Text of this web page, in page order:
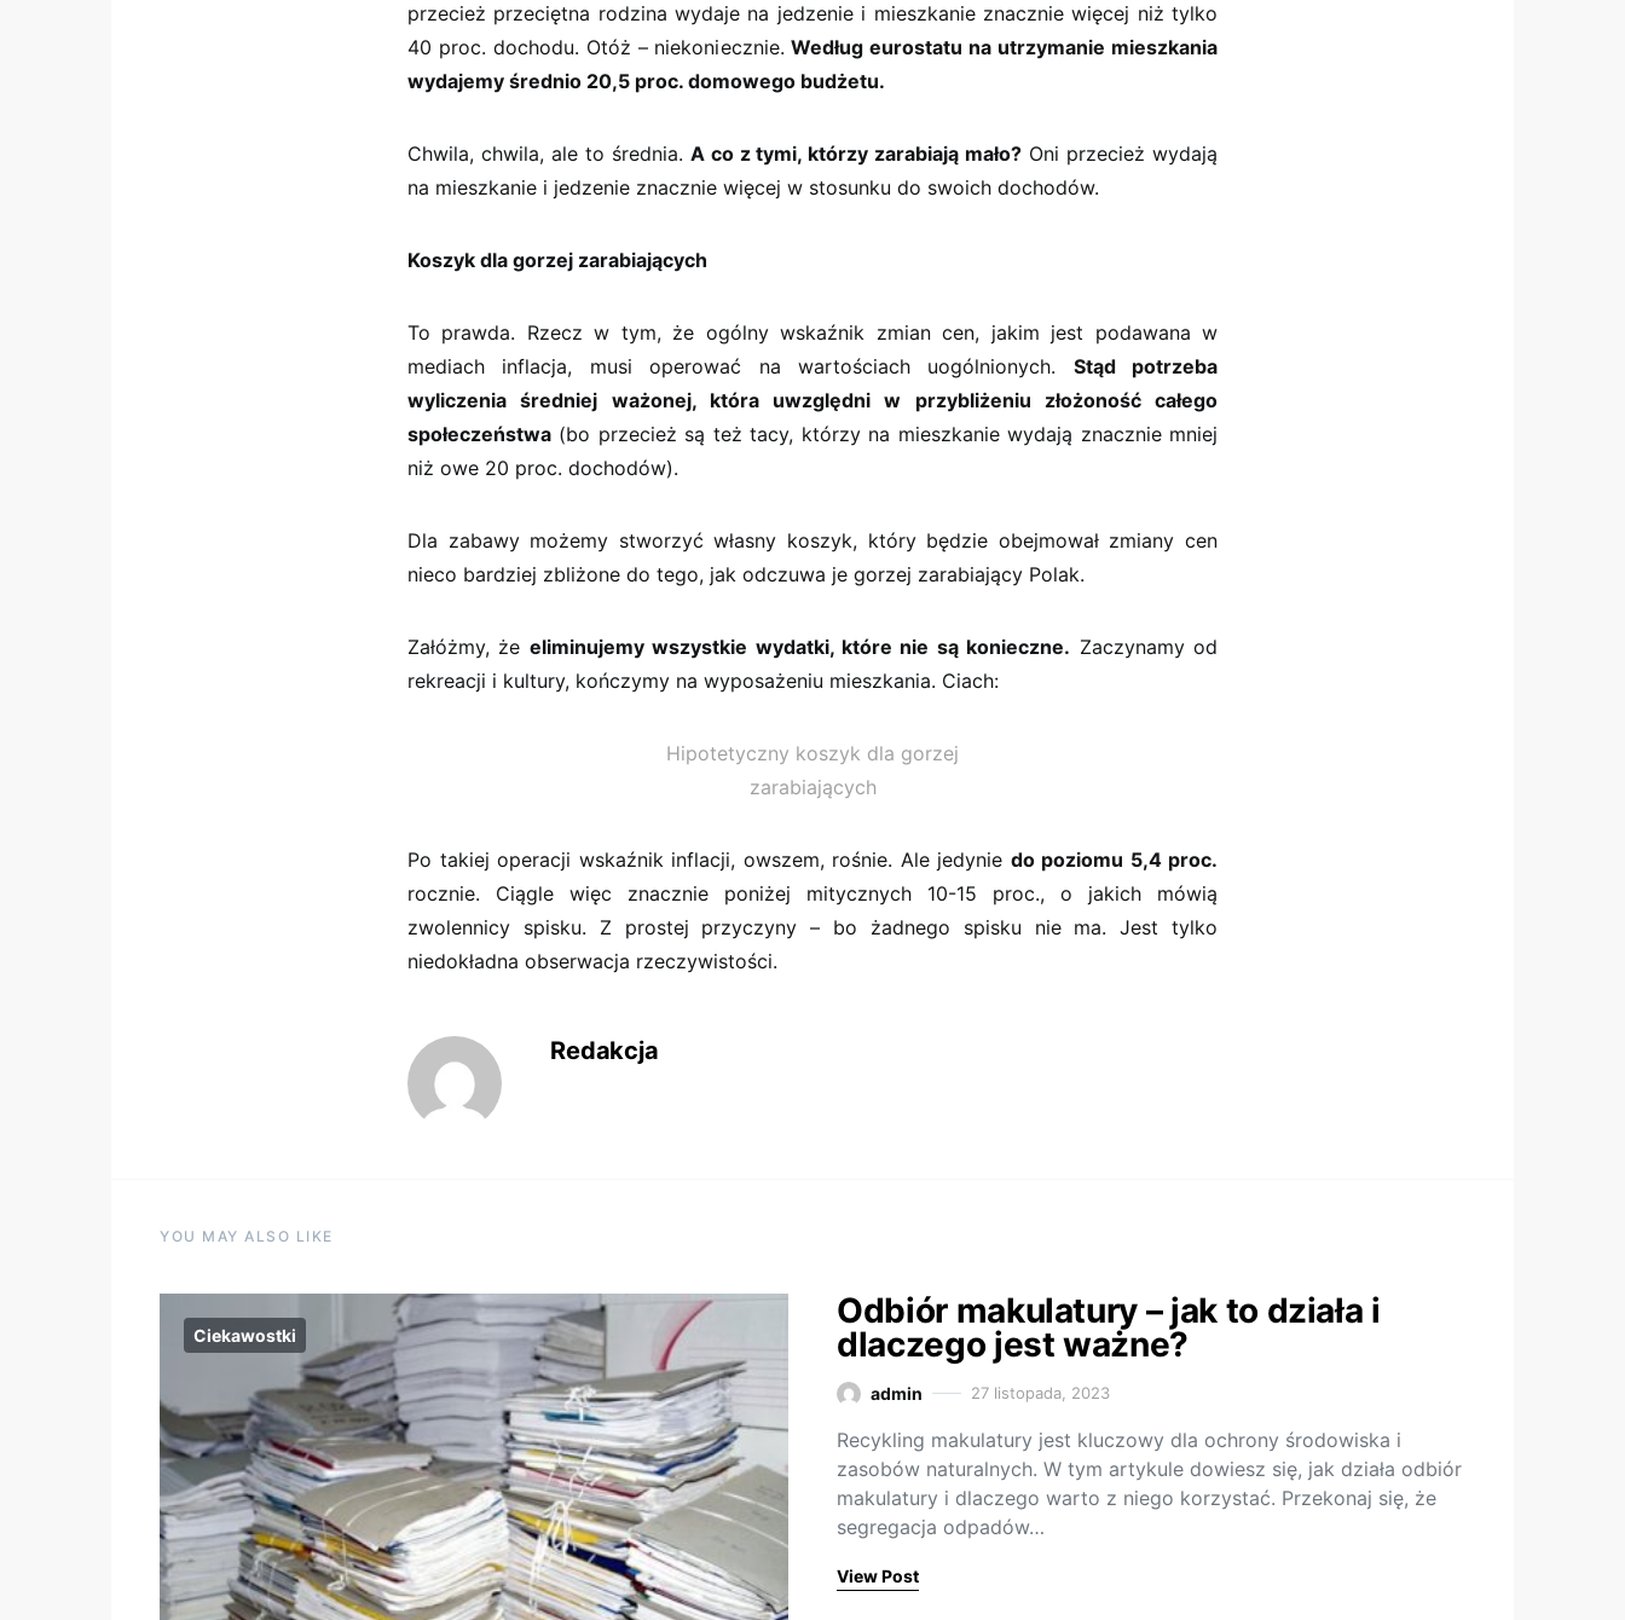
przecież przeciętna rodzina wydaje na jedzenie i mieszkanie znacznie więcej niż tylko
40 proc. dochodu. Otóż – niekoniecznie.Według eurostatu na utrzymanie mieszkania
wydajemy średnio 20,5 proc. domowego budżetu.
Chwila, chwila, ale to średnia. A co z tymi, którzy zarabiają mało? Oni przecież wydają
na mieszkanie i jedzenie znacznie więcej w stosunku do swoich dochodów.
Koszyk dla gorzej zarabiających
To prawda. Rzecz w tym, że ogólny wskaźnik zmian cen, jakim jest podawana w
mediach inflacja, musi operować na wartościach uogólnionych. Stąd potrzeba
wyliczenia średniej ważonej, która uwzględni w przybliżeniu złożoność całego
społeczeństwa (bo przecież są też tacy, którzy na mieszkanie wydają znacznie mniej
niż owe 20 proc. dochodów).
Dla zabawy możemy stworzyć własny koszyk, który będzie obejmował zmiany cen
nieco bardziej zbliżone do tego, jak odczuwa je gorzej zarabiający Polak.
Załóżmy, że eliminujemy wszystkie wydatki, które nie są konieczne. Zaczynamy od
rekreacji i kultury, kończymy na wyposażeniu mieszkania. Ciach:
Hipotetyczny koszyk dla gorzej
zarabiających
Po takiej operacji wskaźnik inflacji, owszem, rośnie. Ale jedynie do poziomu 5,4 proc.
rocznie. Ciągle więc znacznie poniżej mitycznych 10-15 proc., o jakich mówią
zwolennicy spisku. Z prostej przyczyny – bo żadnego spisku nie ma. Jest tylko
niedokładna obserwacja rzeczywistości.
Redakcja
YOU MAY ALSO LIKE
Ciekawostki
Odbiór makulatury – jak to działa i
dlaczego jest ważne?
admin 27 listopada, 2023
Recykling makulatury jest kluczowy dla ochrony środowiska i
zasobów naturalnych. W tym artykule dowiesz się, jak działa odbiór
makulatury i dlaczego warto z niego korzystać. Przekonaj się, że
segregacja odpadów…
View Post